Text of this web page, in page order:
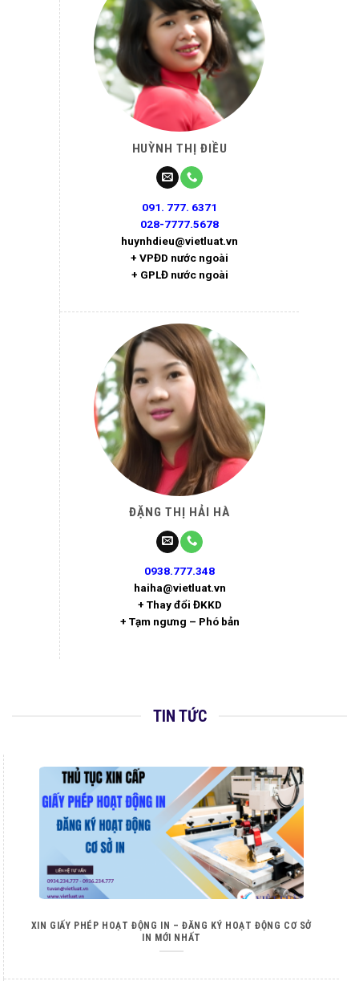
HUỲNH THỊ ĐIỀU
091. 777. 6371
028-7777.5678
huynhdieu@vietluat.vn
+ VPĐD nước ngoài
+ GPLĐ nước ngoài
ĐẶNG THỊ HẢI HÀ
0938.777.348
haiha@vietluat.vn
+ Thay đổi ĐKKD
+ Tạm ngưng – Phó bản
TIN TỨC
XIN GIẤY PHÉP HOẠT ĐỘNG IN – ĐĂNG KÝ HOẠT ĐỘNG CƠ SỞ
IN MỚI NHẤT